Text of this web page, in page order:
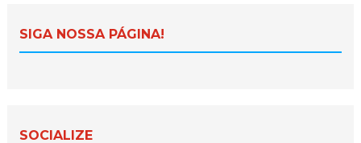
SIGA NOSSA PÁGINA!
SOCIALIZE